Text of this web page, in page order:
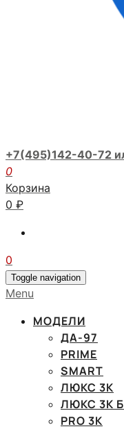
+7(495)142-40-72
0
Корзина
0 ₽
0
Toggle navigation
Menu
МОДЕЛИ
ДА-97
PRIME
SMART
ЛЮКС 3К
ЛЮКС 3К
PRO 3K